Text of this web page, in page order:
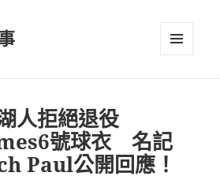
人拒絕退役
號球衣 名記
Paul公開回應！